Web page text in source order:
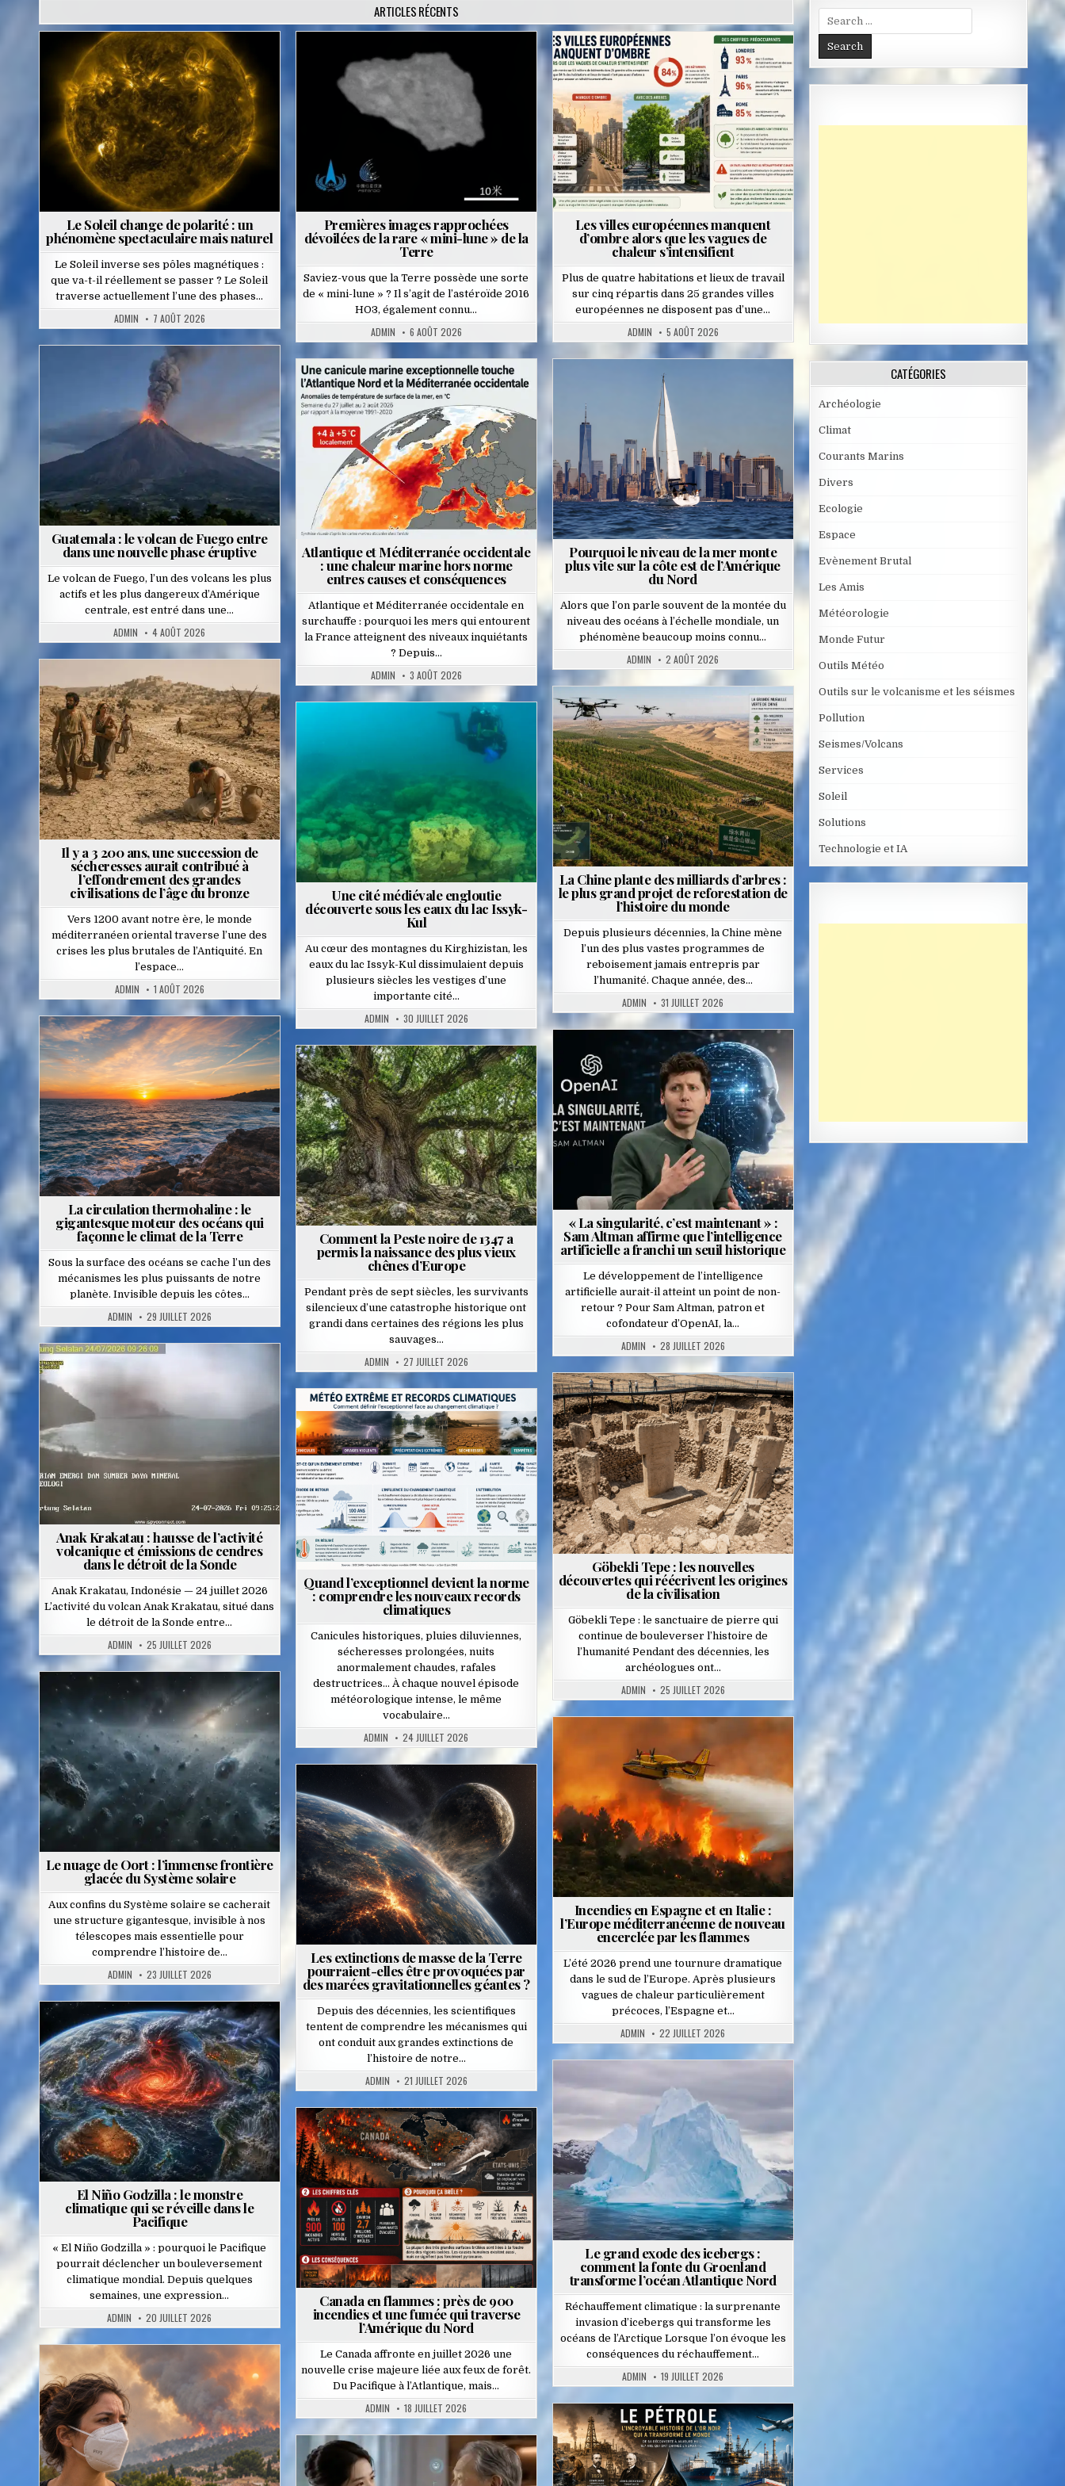
ARTICLES RÉCENTS
Posted
in
Le Soleil change de polarité : un
phénomène spectaculaire mais naturel
Le Soleil inverse ses pôles magnétiques :
que va-t-il réellement se passer ? Le Soleil
traverse actuellement l’une des phases…
ADMIN 7 AOÛT 2026
Posted
Premières images rapprochées
dévoilées de la rare « mini-lune » de la
Terre
Saviez-vous que la Terre possède une sorte
de « mini-lune » ? Il s’agit de l’astéroïde 2016
HO3, également connu…
ADMIN 6 AOÛT 2026
Posted
Les villes européennes manquent
d’ombre alors que les vagues de
chaleur s’intensifient
Plus de quatre habitations et lieux de travail
sur cinq répartis dans 25 grandes villes
européennes ne disposent pas d’une…
ADMIN 5 AOÛT 2026
Guatemala : le volcan de Fuego entre
dans une nouvelle phase éruptive
Le volcan de Fuego, l’un des volcans les plus
actifs et les plus dangereux d’Amérique
centrale, est entré dans une…
ADMIN 4 AOÛT 2026
Posted
in
Atlantique et Méditerranée occidentale
: une chaleur marine hors norme
entres causes et conséquences
Atlantique et Méditerranée occidentale en
surchauffe : pourquoi les mers qui entourent
la France atteignent des niveaux inquiétants
? Depuis…
ADMIN 3 AOÛT 2026
Pourquoi le niveau de la mer monte
plus vite sur la côte est de l’Amérique
du Nord
Alors que l’on parle souvent de la montée du
niveau des océans à l’échelle mondiale, un
phénomène beaucoup moins connu…
ADMIN 2 AOÛT 2026
Posted
in
Il y a 3 200 ans, une succession de
sécheresses aurait contribué à
l’effondrement des grandes
civilisations de l’âge du bronze
Vers 1200 avant notre ère, le monde
méditerranéen oriental traverse l’une des
crises les plus brutales de l’Antiquité. En
l’espace…
ADMIN 1 AOÛT 2026
Posted
in
La Chine plante des milliards d’arbres :
le plus grand projet de reforestation de
l’histoire du monde
Depuis plusieurs décennies, la Chine mène
l’un des plus vastes programmes de
reboisement jamais entrepris par
l’humanité. Chaque année, des…
ADMIN 31 JUILLET 2026
Une cité médiévale engloutie
découverte sous les eaux du lac Issyk-
Kul
Au cœur des montagnes du Kirghizistan, les
eaux du lac Issyk-Kul dissimulaient depuis
plusieurs siècles les vestiges d’une
importante cité…
ADMIN 30 JUILLET 2026
Posted
in
La circulation thermohaline : le
gigantesque moteur des océans qui
façonne le climat de la Terre
Sous la surface des océans se cache l’un des
mécanismes les plus puissants de notre
planète. Invisible depuis les côtes…
ADMIN 29 JUILLET 2026
Posted
« La singularité, c’est maintenant » :
Sam Altman affirme que l’intelligence
artificielle a franchi un seuil historique
Le développement de l’intelligence
artificielle aurait-il atteint un point de non-
retour ? Pour Sam Altman, patron et
cofondateur d’OpenAI, la…
ADMIN 28 JUILLET 2026
Posted
in
Comment la Peste noire de 1347 a
permis la naissance des plus vieux
chênes d’Europe
Pendant près de sept siècles, les survivants
silencieux d’une catastrophe historique ont
grandi dans certaines des régions les plus
sauvages…
ADMIN 27 JUILLET 2026
Posted
Anak Krakatau : hausse de l’activité
volcanique et émissions de cendres
dans le détroit de la Sonde
Anak Krakatau, Indonésie — 24 juillet 2026
L’activité du volcan Anak Krakatau, situé dans
le détroit de la Sonde entre…
ADMIN 25 JUILLET 2026
Posted
in
Göbekli Tepe : les nouvelles
découvertes qui réécrivent les origines
de la civilisation
Göbekli Tepe : le sanctuaire de pierre qui
continue de bouleverser l’histoire de
l’humanité Pendant des décennies, les
archéologues ont…
ADMIN 25 JUILLET 2026
Posted
in
Quand l’exceptionnel devient la norme
: comprendre les nouveaux records
climatiques
Canicules historiques, pluies diluviennes,
sécheresses prolongées, nuits
anormalement chaudes, rafales
destructrices… À chaque nouvel épisode
météorologique intense, le même
vocabulaire…
ADMIN 24 JUILLET 2026
Posted
in
Le nuage de Oort : l’immense frontière
glacée du Système solaire
Aux confins du Système solaire se cacherait
une structure gigantesque, invisible à nos
télescopes mais essentielle pour
comprendre l’histoire de…
ADMIN 23 JUILLET 2026
Posted
in
Incendies en Espagne et en Italie :
l’Europe méditerranéenne de nouveau
encerclée par les flammes
L’été 2026 prend une tournure dramatique
dans le sud de l’Europe. Après plusieurs
vagues de chaleur particulièrement
précoces, l’Espagne et…
ADMIN 22 JUILLET 2026
Posted
in
Les extinctions de masse de la Terre
pourraient-elles être provoquées par
des marées gravitationnelles géantes ?
Depuis des décennies, les scientifiques
tentent de comprendre les mécanismes qui
ont conduit aux grandes extinctions de
l’histoire de notre…
ADMIN 21 JUILLET 2026
Posted
in
El Niño Godzilla : le monstre
climatique qui se réveille dans le
Pacifique
« El Niño Godzilla » : pourquoi le Pacifique
pourrait déclencher un bouleversement
climatique mondial. Depuis quelques
semaines, une expression…
ADMIN 20 JUILLET 2026
in
Le grand exode des icebergs :
comment la fonte du Groenland
transforme l’océan Atlantique Nord
Réchauffement climatique : la surprenante
invasion d’icebergs qui transforme les
océans de l’Arctique Lorsque l’on évoque les
conséquences du réchauffement…
ADMIN 19 JUILLET 2026
Posted
in
Canada en flammes : près de 900
incendies et une fumée qui traverse
l’Amérique du Nord
Le Canada affronte en juillet 2026 une
nouvelle crise majeure liée aux feux de forêt.
Du Pacifique à l’Atlantique, mais…
ADMIN 18 JUILLET 2026
Posted
in
Posted
in
Posted
Search
for:
CATÉGORIES
Archéologie
Climat
Courants Marins
Divers
Ecologie
Espace
Evènement Brutal
Les Amis
Météorologie
Monde Futur
Outils Météo
Outils sur le volcanisme et les séismes
Pollution
Seismes/Volcans
Services
Soleil
Solutions
Technologie et IA